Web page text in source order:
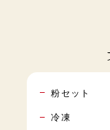
粉セット
冷凍